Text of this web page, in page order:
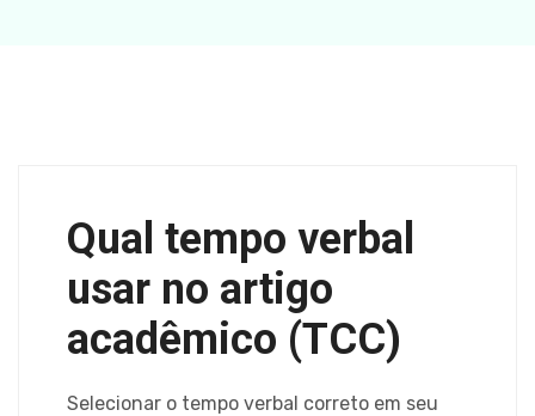
Qual tempo verbal
usar no artigo
acadêmico (TCC)
Selecionar o tempo verbal correto em seu